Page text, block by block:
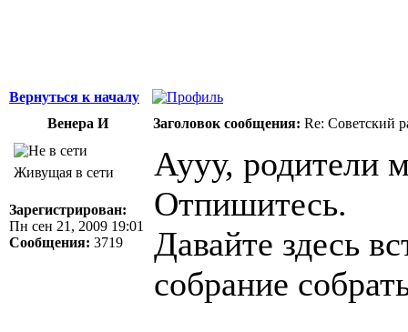
Вернуться к началу
Венера И
Заголовок сообщения: Re: Советский
Живущая в сети
Зарегистрирован:
Пн сен 21, 2009 19:01
Сообщения: 3719
Аууу, родители
Отпишитесь.
Давайте здесь
собрание